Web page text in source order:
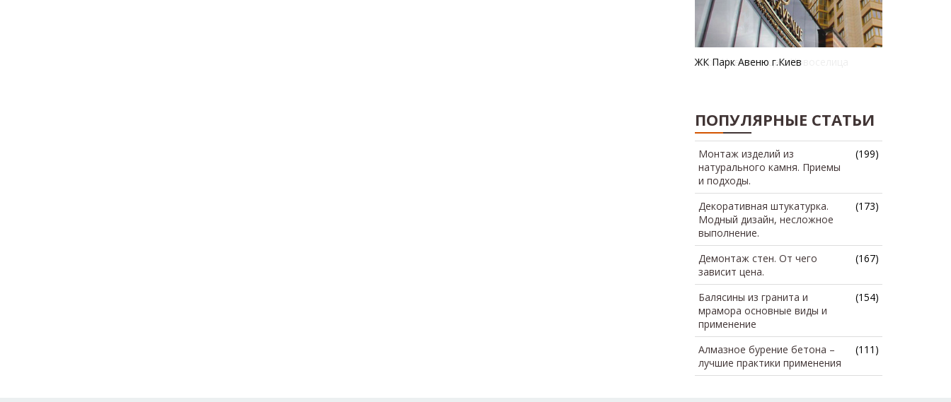
ЖК Парк Авеню г.Киев
Парк Новоселица с.Новоселица
ПОПУЛЯРНЫЕ СТАТЬИ
Монтаж изделий из
натурального камня. Приемы
и подходы.
(199)
Декоративная штукатурка.
Модный дизайн, несложное
выполнение.
(173)
Демонтаж стен. От чего
зависит цена.
(167)
Балясины из гранита и
мрамора основные виды и
применение
(154)
Алмазное бурение бетона –
лучшие практики применения
(111)